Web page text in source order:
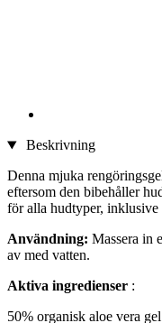
Beskrivning
Denna mjuka
eftersom den bibehåller
för alla hudtyper,
Användning: Massera in
av med vatten.
Aktiva ingredienser :
50% organisk aloe vera gel